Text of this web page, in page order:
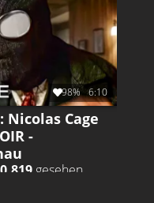
98% 6:10
Nicolas Cage
-
gesehen